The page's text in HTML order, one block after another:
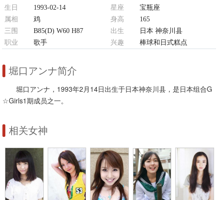
生日
1993-02-14 星座
宝瓶座
属相
鸡 身高
165
三围
B85(D) W60 H87 出生
日本 神奈川县
职业
歌手 兴趣 棒球和日式糕点
堀口アンナ简介
堀口アンナ，1993年2月14日出生于日本神奈川县，是日本组合G
☆Girls1期成员之一。
相关女神